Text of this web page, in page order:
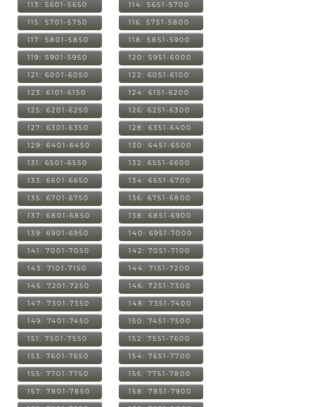
113: 5601-5650 114: 5651-5700
115: 5701-5750 116: 5751-5800
117: 5801-5850 118: 5851-5900
119: 5901-5950 120: 5951-6000
121: 6001-6050 122: 6051-6100
123: 6101-6150 124: 6151-6200
125: 6201-6250 126: 6251-6300
127: 6301-6350 128: 6351-6400
129: 6401-6450 130: 6451-6500
131: 6501-6550 132: 6551-6600
133: 6601-6650 134: 6651-6700
135: 6701-6750 136: 6751-6800
137: 6801-6850 138: 6851-6900
139: 6901-6950 140: 6951-7000
141: 7001-7050 142: 7051-7100
143: 7101-7150 144: 7151-7200
145: 7201-7250 146: 7251-7300
147: 7301-7350 148: 7351-7400
149: 7401-7450 150: 7451-7500
151: 7501-7550 152: 7551-7600
153: 7601-7650 154: 7651-7700
155: 7701-7750 156: 7751-7800
157: 7801-7850 158: 7851-7900